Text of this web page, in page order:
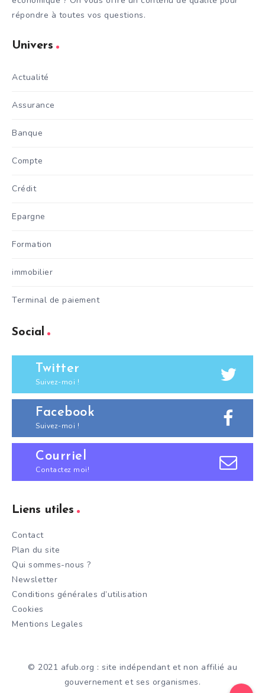
répondre à toutes vos questions.
Univers
Actualité
Assurance
Banque
Compte
Crédit
Epargne
Formation
immobilier
Terminal de paiement
Social
Twitter
Suivez-moi !
Facebook
Suivez-moi !
Courriel
Contactez moi!
Liens utiles
Contact
Plan du site
Qui sommes-nous ?
Newsletter
Conditions générales d’utilisation
Cookies
Mentions Legales
© 2021 afub.org : site indépendant et non affilié au
gouvernement et ses organismes.